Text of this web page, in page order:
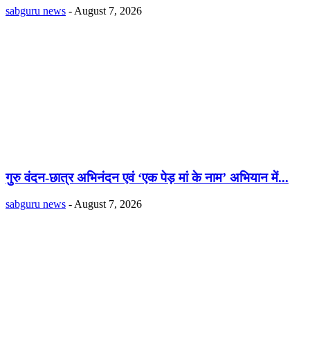
sabguru news - August 7, 2026
गुरु वंदन-छात्र अभिनंदन एवं ‘एक पेड़ मां के नाम’ अभियान में...
sabguru news - August 7, 2026